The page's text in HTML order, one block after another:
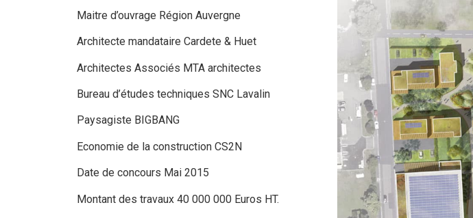
Maitre d’ouvrage Région Auvergne
Architecte mandataire Cardete & Huet
Architectes Associés MTA architectes
Bureau d’études techniques SNC Lavalin
Paysagiste BIGBANG
Economie de la construction CS2N
Date de concours Mai 2015
Montant des travaux 40 000 000 Euros HT.